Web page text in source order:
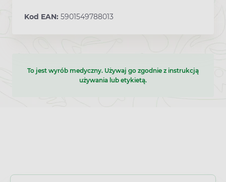
Kod EAN: 5901549788013
To jest wyrób medyczny. Używaj go zgodnie z instrukcją
używania lub etykietą.